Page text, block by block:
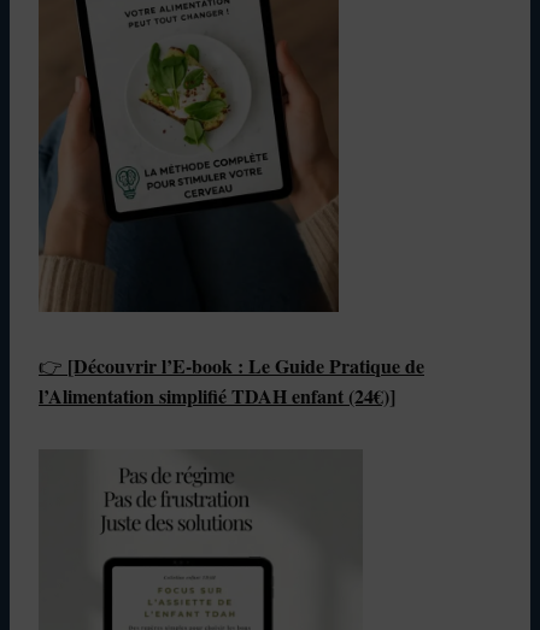
👉 [Découvrir l’E-book : Le Guide Pratique de
l’Alimentation simplifiéTDAH enfant (24€)]